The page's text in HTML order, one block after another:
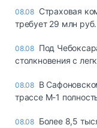
08.08 Страховая
требует 29 млн
08.08 Под
столкновения с
08.08 В
трассе М-1
08.08 Более 8,5